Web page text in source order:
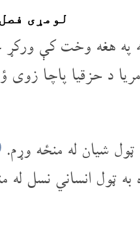
لومړی
په هغه وخت کې
د حزقیا پاچا زوی
شیان له منځه وړم.
به ټول انساني نسل